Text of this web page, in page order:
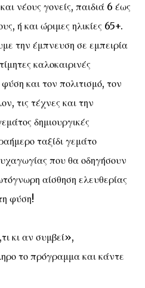
νέους γονείς, παιδιά 6 έως
ή και ώριμες ηλικίες 65+.
την έμπνευση σε εμπειρία
καλοκαιρινές
και τον πολιτισμό, τον
τις τέχνες και την
δημιουργικές
ταξίδι γεμάτο
που θα οδηγήσουν
αίσθηση ελευθερίας
φύση!
κι αν συμβεί»,
το πρόγραμμα και κάντε